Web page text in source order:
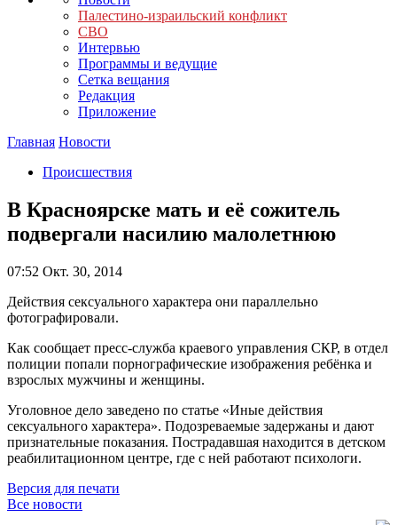
Палестино-израильский конфликт
СВО
Интервью
Программы и ведущие
Сетка вещания
Редакция
Приложение
Главная Новости
Происшествия
В Красноярске мать и её сожитель
подвергали насилию малолетнюю
07:52 Окт. 30, 2014
Действия сексуального характера они параллельно
фотографировали.
Как сообщает пресс-служба краевого управления СКР, в отдел
полиции попали порнографические изображения ребёнка и
взрослых мужчины и женщины.
Уголовное дело заведено по статье «Иные действия
сексуального характера». Подозреваемые задержаны и дают
признательные показания. Пострадавшая находится в детском
реабилитационном центре, где с ней работают психологи.
Версия для печати
Все новости